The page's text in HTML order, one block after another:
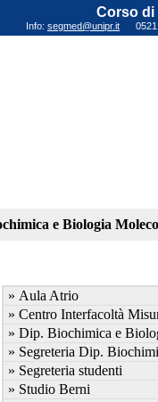
Corso di
Info: segmed@unipr.it
e Biologia
» Aula Atrio
» Centro Interfacoltà
» Dip. Biochimica e
» Segreteria Dip.
» Segreteria studenti
» Studio Berni